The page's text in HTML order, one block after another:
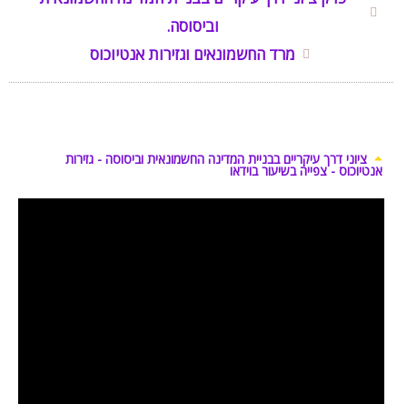
וביסוסה.
מרד החשמונאים וגזירות אנטיוכוס
ציוני דרך עיקריים בבניית המדינה החשמונאית וביסוסה - גזירות
אנטיוכוס - צפייה בשיעור בוידאו